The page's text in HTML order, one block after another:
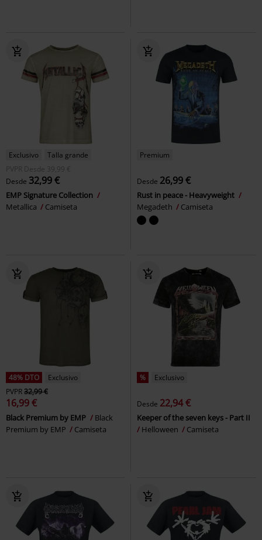
Exclusivo
Talla grande
PVPR
Desde 39,99 €
Desde 32,99 €
EMP Signature Collection
Metallica
Camiseta
Premium
Desde 26,99 €
Rust in peace - Heavyweight
Megadeth
Camiseta
48% DTO
Exclusivo
PVPR32,99 €
16,99 €
Black Premium by EMP
Black
Premium by EMP
Camiseta
% Exclusivo
Desde 22,94 €
Keeper of the seven keys - Part II
Helloween
Camiseta